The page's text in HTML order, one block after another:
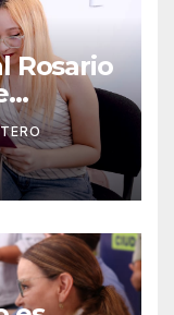
Rosario
al 31